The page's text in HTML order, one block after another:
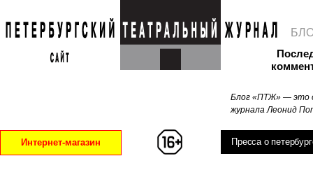
Блог «ПТЖ» — это
журнала Леонид
Интернет-магазин Пресса о